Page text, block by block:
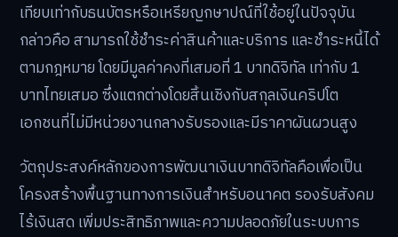
เทียบเท่ากับธนบัตรหรือเหรียญกษาปณ์ที่ใช้อยู่ในปัจจุบัน
กล่าวคือ สามารถใช้ชำระค่าสินค้าและบริการ และชำระหนี้ได้
ตามกฎหมาย โดยมีมูลค่าคงที่เสมอที่ 1 บาทดิจิทัล เท่ากับ 1
บาทไทยเสมอ ซึ่งแตกต่างโดยสิ้นเชิงกับสกุลเงินคริปโต
เอกชนที่ไม่มีหน่วยงานกลางรับรองและมีราคาผันผวนสูง
วัตถุประสงค์หลักของการพัฒนาเงินบาทดิจิทัลคือเพื่อเป็น
โครงสร้างพื้นฐานทางการเงินสำหรับอนาคต รองรับสังคม
ไร้เงินสด เพิ่มประสิทธิภาพและความปลอดภัยในระบบการ